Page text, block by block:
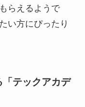
らえるようで
い方にぴったり
テックアカデ